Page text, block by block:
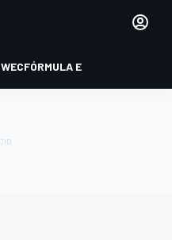
WECFÓRMULA E